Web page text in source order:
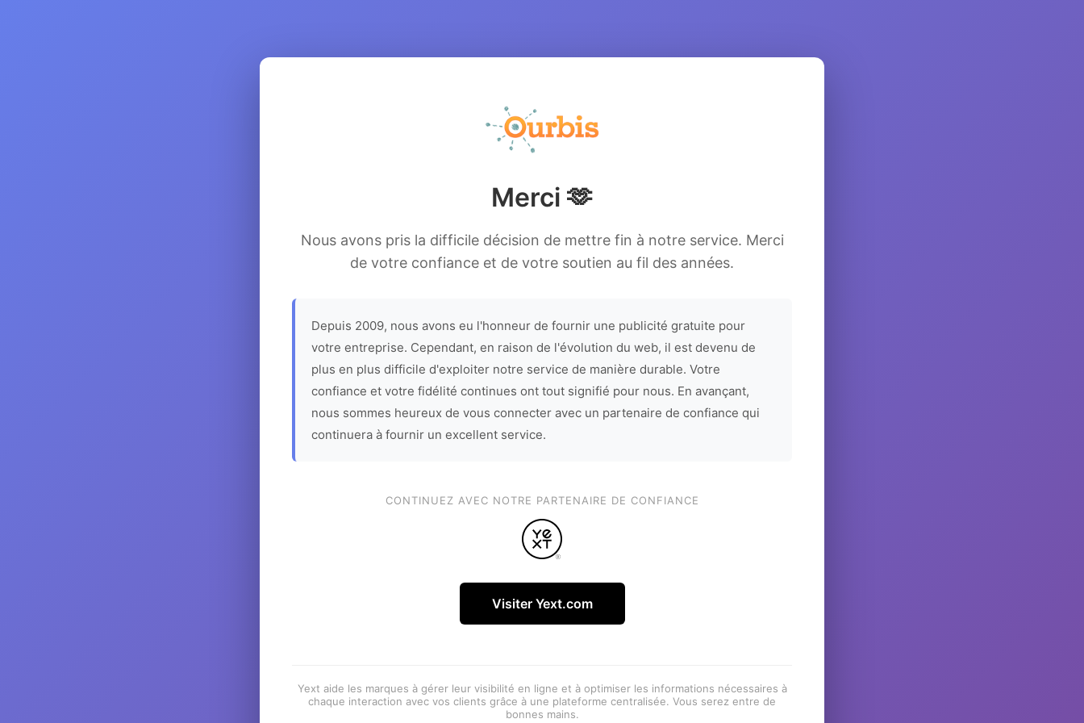
Merci 🫶
Nous avons pris la difficile décision de mettre fin à notre service. Merci
de votre confiance et de votre soutien au fil des années.
Depuis 2009, nous avons eu l'honneur de fournir une publicité gratuite pour
votre entreprise. Cependant, en raison de l'évolution du web, il est devenu de
plus en plus difficile d'exploiter notre service de manière durable. Votre
confiance et votre fidélité continues ont tout signifié pour nous. En avançant,
nous sommes heureux de vous connecter avec un partenaire de confiance qui
continuera à fournir un excellent service.
CONTINUEZ AVEC NOTRE PARTENAIRE DE CONFIANCE
Visiter Yext.com
Yext aide les marques à gérer leur visibilité en ligne et à optimiser les informations nécessaires à
chaque interaction avec vos clients grâce à une plateforme centralisée. Vous serez entre de
bonnes mains.